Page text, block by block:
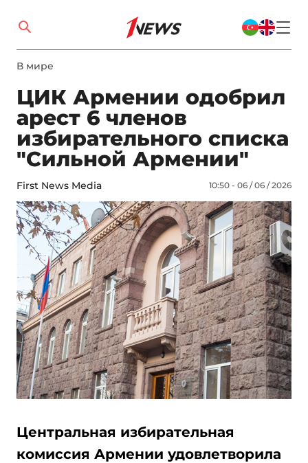
В мире
ЦИК Армении одобрил
арест 6 членов
избирательного списка
"Сильной Армении"
First News Media 10:50 - 06 / 06 / 2026
Центральная избирательная
комиссия Армении удовлетворила